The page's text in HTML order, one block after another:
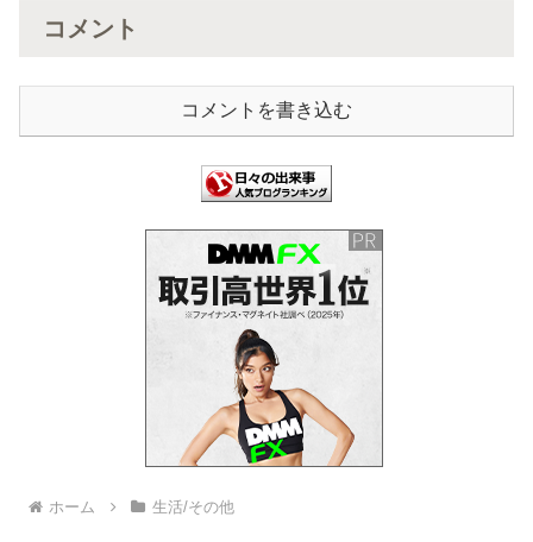
コメント
コメントを書き込む
ホーム 生活/その他